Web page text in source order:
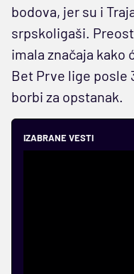
bodova, jer su i
srpskoligaši.
imala značaja kako
Bet Prve lige posle
borbi za opstanak.
IZABRANE VESTI